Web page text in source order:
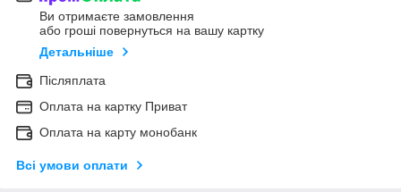
Ви отримаєте замовлення
або гроші повернуться на вашу картку
Детальніше
Післяплата
Оплата на картку Приват
Оплата на карту монобанк
Всі умови оплати